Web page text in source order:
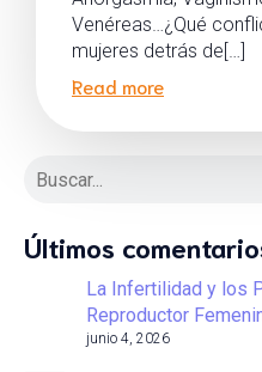
Venéreas…¿Qué
mujeres detrás de[…]
Read more
Últimos
La Infertilidad y los
Reproductor
junio 4, 2026